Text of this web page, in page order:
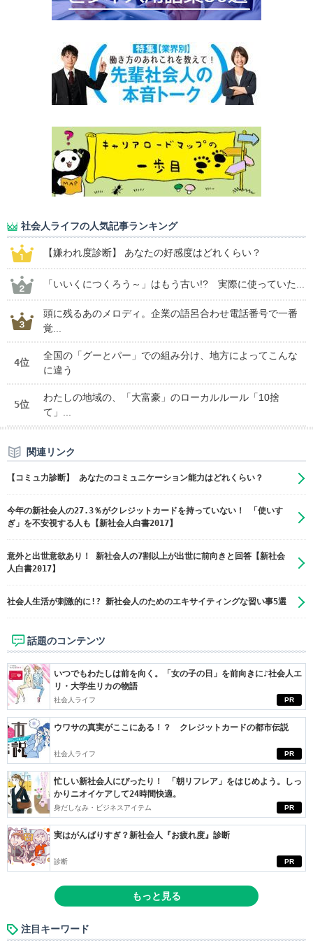
社会人ライフの人気記事ランキング
【嫌われ度診断】 あなたの好感度はどれくらい？
「いいくにつくろう～」はもう古い!? 実際に使っていた...
頭に残るあのメロディ。企業の語呂合わせ電話番号で一番
覚...
4位
全国の「グーとパー」での組み分け、地方によってこんな
に違う
5位
わたしの地域の、「大富豪」のローカルルール「10捨
て」...
関連リンク
【コミュ力診断】 あなたのコミュニケーション能力はどれくらい？
今年の新社会人の27.3％がクレジットカードを持っていない！ 「使いす
ぎ」を不安視する人も【新社会人白書2017】
意外と出世意欲あり！ 新社会人の7割以上が出世に前向きと回答【新社会
人白書2017】
社会人生活が刺激的に!? 新社会人のためのエキサイティングな習い事5選
話題のコンテンツ
PR
いつでもわたしは前を向く。「女の子の日」を前向きに♪社会人エ
リ・大学生リカの物語
社会人ライフ
PR
ウワサの真実がここにある！？ クレジットカードの都市伝説
社会人ライフ
PR
忙しい新社会人にぴったり！ 「朝リフレア」をはじめよう。しっ
かりニオイケアして24時間快適。
身だしなみ・ビジネスアイテム
PR
実はがんばりすぎ？新社会人『お疲れ度』診断
診断
もっと見る
注目キーワード